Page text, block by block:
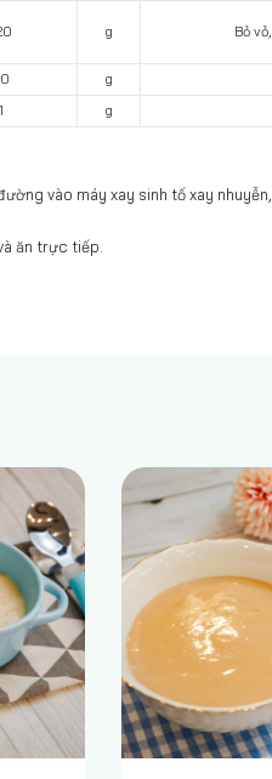
g Bỏ
g
1 g
vào máy xay sinh tố xay
ăn trực tiếp.